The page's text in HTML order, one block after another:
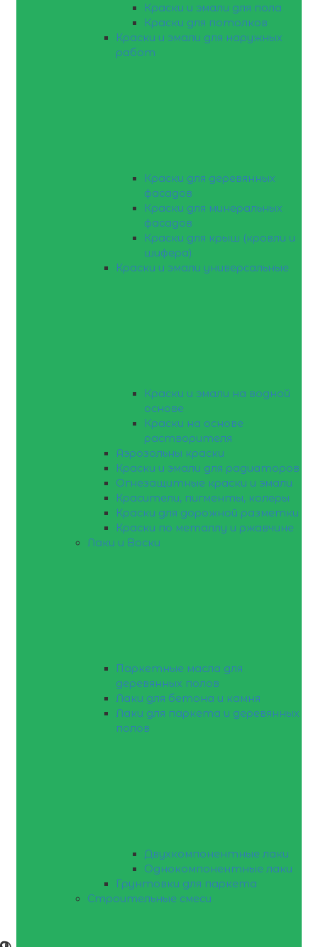
Краски и эмали для пола
Краски для потолков
Краски и эмали для наружных
работ
Краски для деревянных
фасадов
Краски для минеральных
фасадов
Краски для крыш (кровли и
шифера)
Краски и эмали универсальные
Краски и эмали на водной
основе
Краски на основе
растворителя
Аэрозольны краски
Краски и эмали для радиаторов
Огнезащитные краски и эмали
Красители, пигменты, колеры
Краски для дорожной разметки
Краски по металлу и ржавчине
Лаки и Воски
Паркетные масла для
деревянных полов
Лаки для бетона и камня
Лаки для паркета и деревянных
полов
Двухкомпонентные лаки
Однокомпонентные лаки
Грунтовки для паркета
Строительные смеси